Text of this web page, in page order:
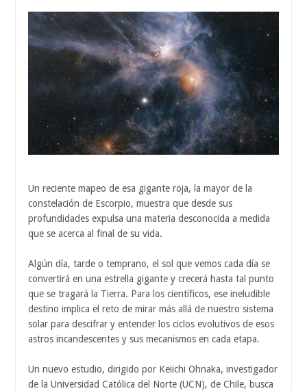
Un reciente mapeo de esa gigante roja, la mayor de la
constelación de Escorpio, muestra que desde sus
profundidades expulsa una materia desconocida a medida
que se acerca al final de su vida.
Algún día, tarde o temprano, el sol que vemos cada día se
convertirá en una estrella gigante y crecerá hasta tal punto
que se tragará la Tierra. Para los científicos, ese ineludible
destino implica el reto de mirar más allá de nuestro sistema
solar para descifrar y entender los ciclos evolutivos de esos
astros incandescentes y sus mecanismos en cada etapa.
Un nuevo estudio, dirigido por Keiichi Ohnaka, investigador
de la Universidad Católica del Norte (UCN), de Chile, busca